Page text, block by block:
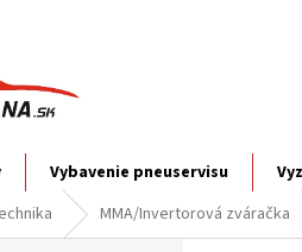
Vybavenie pneuservisu
MMA/Invertorová zváračka